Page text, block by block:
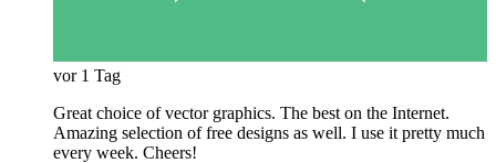
vor 1 Tag
Great choice of vector graphics. The best on the Internet.
Amazing selection of free designs as well. I use it pretty much
every week. Cheers!